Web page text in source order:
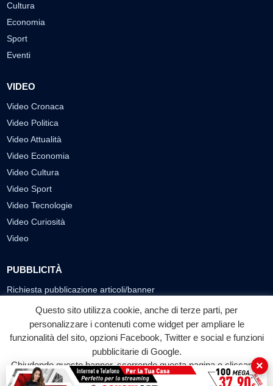
Cultura
Economia
Sport
Eventi
VIDEO
Video Cronaca
Video Politica
Video Attualità
Video Economia
Video Cultura
Video Sport
Video Tecnologie
Video Curiosità
Video
PUBBLICITÀ
Richiesta pubblicazione articoli/banner
SEGUICI SUI SOCIAL
f
Facebook
◎ ▶
YouTube
Questo sito utilizza cookie, anche di terze parti, per
personalizzare i contenuti come widget per ampliare le
funzionalità del sito, opzioni Facebook, Twitter e social e funzioni
pubblicitarie di Google.
Chiudendo questo banner, scorrendo questa pagina o cliccando
su qualunque suo elemento acconsenti all'uso dei cookie.
×